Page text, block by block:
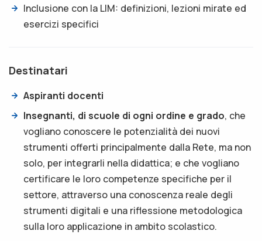
Inclusione con la LIM: definizioni, lezioni mirate ed
esercizi specifici
Destinatari
Aspiranti docenti
Insegnanti, di scuole di ogni ordine e grado, che
vogliano conoscere le potenzialità dei nuovi
strumenti offerti principalmente dalla Rete, ma non
solo, per integrarli nella didattica; e che vogliano
certificare le loro competenze specifiche per il
settore, attraverso una conoscenza reale degli
strumenti digitali e una riflessione metodologica
sulla loro applicazione in ambito scolastico.